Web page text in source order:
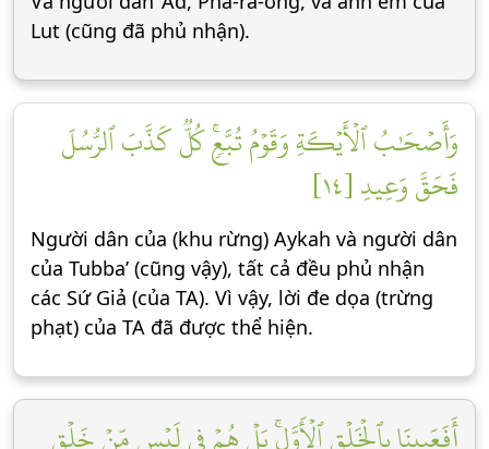
Lut (cũng đã phủ nhận).
وَأَصۡحَٰبُ ٱلۡأَيۡكَةِ وَقَوۡمُ تُبَّعٖۚ كُلّٞ كَذَّبَ ٱلرُّسُلَ
فَحَقَّ وَعِيدِ [١٤]
Người dân của (khu rừng) Aykah và người dân
của Tubba’ (cũng vậy), tất cả đều phủ nhận
các Sứ Giả (của TA). Vì vậy, lời đe dọa (trừng
phạt) của TA đã được thể hiện.
أَفَعَيِينَا بِٱلۡخَلۡقِ ٱلۡأَوَّلِۚ بَلۡ هُمۡ فِي لَبۡسٖ مِّنۡ خَلۡقٖ